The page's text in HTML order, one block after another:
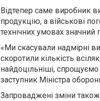
Відтепер саме виробник
продукцію, а військові
технічних умовах значний
«Ми скасували надмірні
скоротили кількість
найдоцільніші, спрощуємо
заступник Міністра
Запроваджені зміни